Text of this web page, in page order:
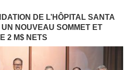
DE L’HÔPITAL SANTA
NOUVEAU SOMMET ET
2 M$ NETS